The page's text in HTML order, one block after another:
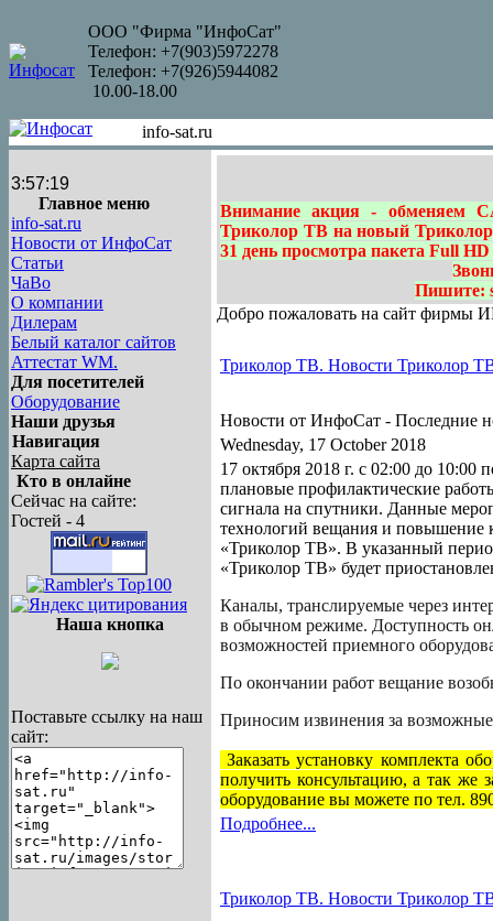
ООО "Фирма "ИнфоСат"
Телефон: +7(903)5972278
Телефон: +7(926)5944082
10.00-18.00
info-sat.ru
3:57:20
Главное меню
info-sat.ru
Новости от ИнфоСат
Статьи
ЧаВо
О компании
Дилерам
Белый каталог сайтов
Аттестат WM.
Для посетителей
Оборудование
Наши друзья
Навигация
Карта сайта
Кто в онлайне
Сейчас на сайте:
Гостей - 4
Наша кнопка
Поставьте ссылку на наш
сайт:
Внимание акция - обменяем
Триколор ТВ на новый Триколор
31 день просмотра пакета Full
Пишите:
Добро пожаловать на сайт
Триколор ТВ. Новости Триколор
Новости от ИнфоСат - Последние
Wednesday, 17 October 2018
17 октября 2018 г. с 02:00 до 10:00
плановые профилактические
сигнала на спутники. Данные
технологий вещания и повышение
«Триколор ТВ». В указанный
«Триколор ТВ» будет
Каналы, транслируемые через
в обычном режиме. Доступность
возможностей приемного
По окончании работ вещание
Приносим извинения за возможные
Заказать установку комплекта
получить консультацию, а так же
оборудование вы можете по тел.
Подробнее...
Триколор ТВ. Новости Триколор